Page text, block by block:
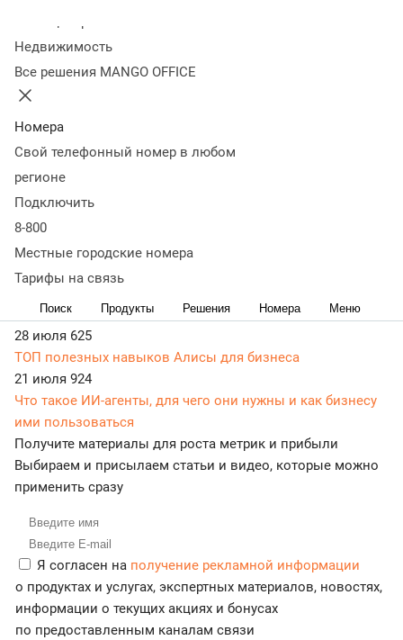
Недвижимость
Все решения MANGO OFFICE
Номера
Свой телефонный номер в любом
регионе
Подключить
8-800
Местные городские номера
Тарифы на связь
Поиск Продукты Решения Номера Меню
Статьи, обзоры, ТОПы, идеи и советы для развития
бизнеса в разделе Бизнес-рецепты. Самая актуальная,
живая и понятная информация доступным языком.
22 июля 2025
Новый закон о кибермошенничестве и спам-звонках:
26 февраля 2025
Как организовать и провести онлайн-встречу
27 августа 2021
Как организовать в офисе IP-телефонию: способы
организации, оборудование, настройка
04 августа
исправляем вместе с MANGO OFFICE
28 июля 625
ТОП полезных навыков Алисы для бизнеса
21 июля 924
Что такое ИИ-агенты, для чего они нужны и как бизнесу
ими пользоваться
Получите материалы для роста метрик и прибыли
Выбираем и присылаем статьи и видео, которые можно
применить сразу
Я согласен на получение рекламной информации
о продуктах и услугах, экспертных материалов, новостях,
информации о текущих акциях и бонусах
по предоставленным каналам связи